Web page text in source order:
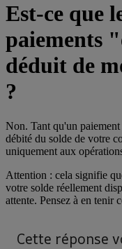
Est-ce que
paiements
déduit de
?
Non. Tant qu'un paiement
débité du solde de votre
uniquement aux
Attention : cela signifie
votre solde réellement
attente. Pensez à en tenir
Cette réponse